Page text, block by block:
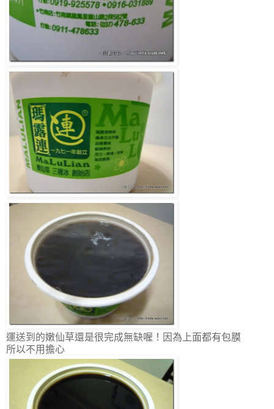
運送到的嫩仙草還是很完成無缺喔！因為上面都有包膜
所以不用擔心